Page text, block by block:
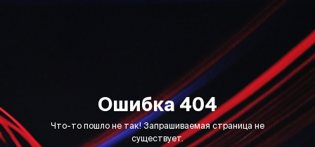
Ошибка404
Что-то пошло не так! Запрашиваемая страница не
существует.